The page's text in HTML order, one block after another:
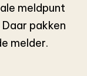
meldpunt
pakken
melder.